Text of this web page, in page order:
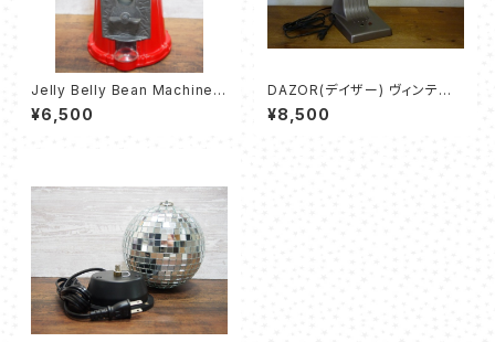
Jelly Belly Bean Machine/
ジェリーベリー ビーンマシン
¥6,500
DAZOR(デイザー) ヴィンテー
ジ・デスクライト
¥8,500